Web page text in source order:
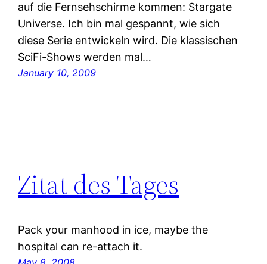
auf die Fernsehschirme kommen: Stargate
Universe. Ich bin mal gespannt, wie sich
diese Serie entwickeln wird. Die klassischen
SciFi-Shows werden mal…
January 10, 2009
Zitat des Tages
Pack your manhood in ice, maybe the
hospital can re-attach it.